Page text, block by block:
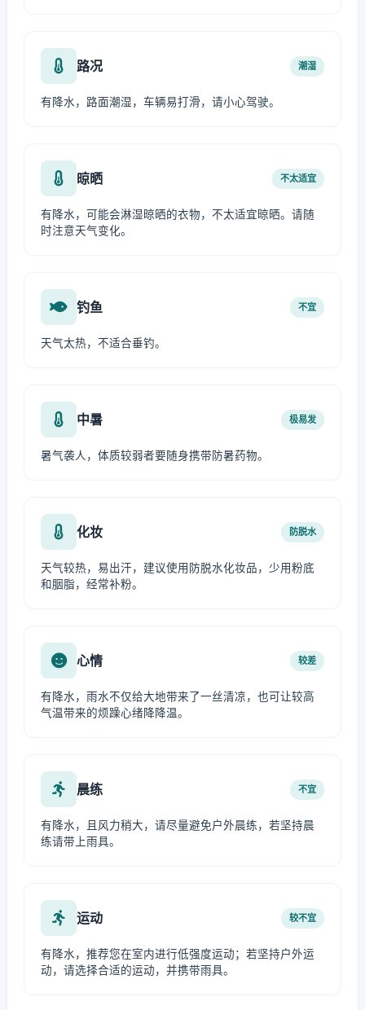
路况 潮湿
有降水，路面潮湿，车辆易打滑，请小心驾驶。
晾晒 不太适宜
有降水，可能会淋湿晾晒的衣物，不太适宜晾晒。请随
时注意天气变化。
钓鱼 不宜
天气太热，不适合垂钓。
中暑 极易发
暑气袭人，体质较弱者要随身携带防暑药物。
化妆 防脱水
天气较热，易出汗，建议使用防脱水化妆品，少用粉底
和胭脂，经常补粉。
心情 较差
有降水，雨水不仅给大地带来了一丝清凉，也可让较高
气温带来的烦躁心绪降降温。
晨练 不宜
有降水，且风力稍大，请尽量避免户外晨练，若坚持晨
练请带上雨具。
运动 较不宜
有降水，推荐您在室内进行低强度运动；若坚持户外运
动，请选择合适的运动，并携带雨具。